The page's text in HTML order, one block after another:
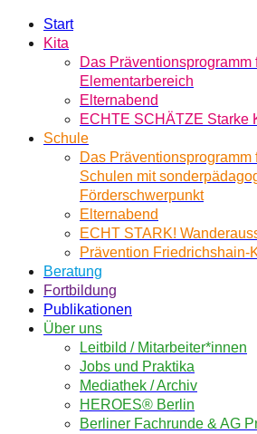
Start
Kita
Das Präventionsprogramm
Elementarbereich
Elternabend
ECHTE SCHÄTZE Starke
Schule
Das
Schulen mit
Förderschwerpunkt
Elternabend
ECHT STARK!
Prävention Friedrichshain-
Beratung
Fortbildung
Publikationen
Über uns
Leitbild / Mitarbeiter*innen
Jobs und Praktika
Mediathek / Archiv
HEROES® Berlin
Berliner Fachrunde & AG